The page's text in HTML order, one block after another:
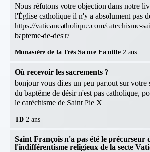
Nous réfutons votre objection dans notre
l'Église catholique il n'y a absolument pas
https://vaticancatholique.com/catechisme-
bapteme-de-desir/
Monastère de la Très Sainte Famille 2 ans
Où recevoir les sacrements ?
bonjour vous dites un peu partout sur votre
du baptême de désir n'est pas catholique,
le catéchisme de Saint Pie X
TD 2 ans
Saint François n'a pas été le précurseur
l'indifférentisme religieux de la secte